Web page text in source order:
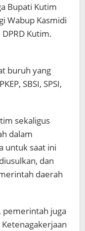
Bupati Kutim
Wabup Kasmidi
Kutim.
buruh yang
SBSI, SPSI,
sekaligus
dalam
untuk saat ini
dan
daerah
pemerintah juga
Ketenagakerjaan